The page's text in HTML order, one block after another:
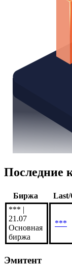
Последние
Биржа Last/
*** |
21.07
Основная
биржа
***
Эмитент